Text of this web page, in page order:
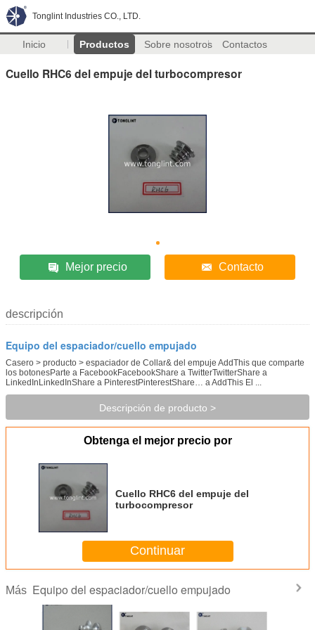
Tonglint Industries CO., LTD.
Inicio Productos Sobre nosotros Contactos
Cuello RHC6 del empuje del turbocompresor
Mejor precio Contacto
descripción
Equipo del espaciador/cuello empujado
Casero > producto > espaciador de Collar& del empuje AddThis que comparte
los botonesParte a FacebookFacebookShare a TwitterTwitterShare a
LinkedInLinkedInShare a PinterestPinterestShare… a AddThis El ...
Descripción de producto >
Obtenga el mejor precio por
Cuello RHC6 del empuje del
turbocompresor
Continuar
Más Equipo del espaciador/cuello empujado